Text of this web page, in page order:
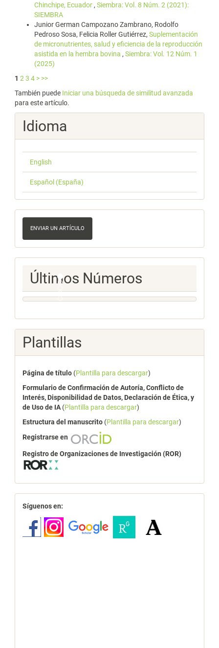
Chinchipe, Ecuador, Siembra: Vol. 8 Núm. 2 (2021):
SIEMBRA
Junior German Campozano Zambrano, Rodolfo
Pedroso Sosa, Felicia Roller Gutiérrez, Suplementación
de micronutrientes, salud y eficiencia de la reproducción
asistida en la hembra bovina , Siembra: Vol. 12 Núm. 1
(2025)
1 23 4 > >>
También puede Iniciar una búsqueda de similitud avanzada
para este artículo.
Idioma
English
Español (España)
Enviar
un
artículo
ENVIAR UN ARTÍCULO
Ultimos
Numeros
Últimos Números
Plantillas
Página de título (Plantilla para descargar)
Formulario de Confirmación de Autoría, Conflicto de
Interés, Disponibilidad de Datos, Declaración de Ética, y
de Uso de IA(Plantilla para descargar)
Estructura del manuscrito (Plantilla para descargar)
Registrarse en
Registro de Organizaciones de Investigación (ROR)
redes
Síguenos en: